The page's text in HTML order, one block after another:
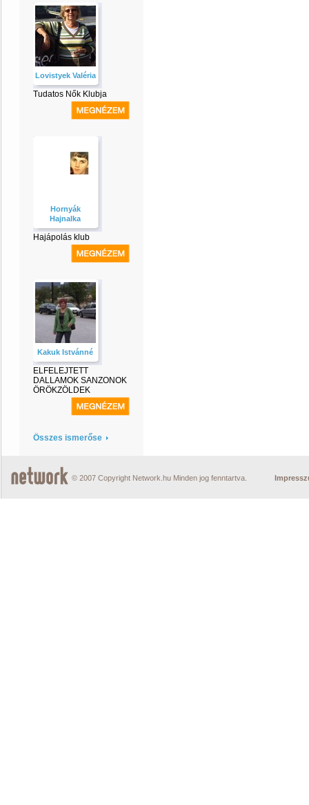
Lovistyek Valéria
Tudatos Nők Klubja
Hornyák
Hajnalka
Hajápolás klub
Kakuk Istvánné
ELFELEJTETT
DALLAMOK SANZONOK
ÖRÖKZÖLDEK
Összes ismerőse
© 2007 Copyright Network.hu Minden jog fenntartva.